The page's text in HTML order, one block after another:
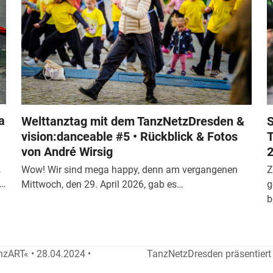
Welttanztag mit dem TanzNetzDresden &
vision:danceable #5 • Rückblick & Fotos
von André Wirsig
Wow! Wir sind mega happy, denn am vergangenen
Mittwoch, den 29. April 2026, gab es…
• 28.04.2024 •
TanzNetzDresden